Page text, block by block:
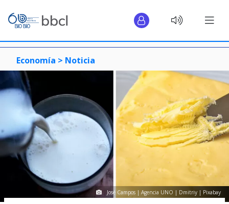
Economía > Noticia
José Campos | Agencia UNO | Dmitriy | Pixabay